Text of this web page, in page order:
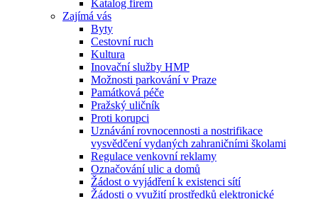
Katalog firem
Zajímá vás
Byty
Cestovní ruch
Kultura
Inovační služby HMP
Možnosti parkování v Praze
Památková péče
Pražský uličník
Proti korupci
Uznávání rovnocennosti a nostrifikace
vysvědčení vydaných zahraničními školami
Regulace venkovní reklamy
Označování ulic a domů
Žádost o vyjádření k existenci sítí
Žádosti o využití prostředků elektronické